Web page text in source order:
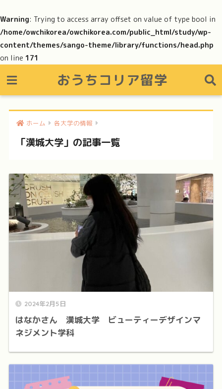
Warning: Trying to access array offset on value of type bool in
/home/owchikorea/owchikorea.com/public_html/study/wp-
content/themes/sango-theme/library/functions/head.php
on line 171
おうちコリア留学
ホーム 各大学の情報
「漢城大学」の記事一覧
2024年2月5日
はなかさん 漢城大学 ビューティーデザインマ
ネジメント学科